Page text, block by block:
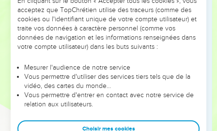
Dieu, et il est approuvé des hommes.
Recherchons donc les choses qui vont à la paix, et qui
sont d'une édification mutuelle.
Ne ruine point l'oeuvre de Dieu par ta viande. Il est vrai
mange en donnant du scandale.
Il est bon de ne point manger de viande, de ne point boire
de vin, et de ne faire aucune autre chose qui puisse faire
broncher ton frère, ou dont il soit scandalisé, ou dont il soit
blessé.
acceptez que TopChrétien utilise des traceurs (comme des
cookies ou l'identifiant unique de votre compte utilisateur) et
traite vos données à caractère personnel (comme vos
données de navigation et les informations renseignées dans
votre compte utilisateur) dans les buts suivants :
Mesurer l'audience de notre service
Vous permettre d'utiliser des services tiers tels que de la
vidéo, des cartes du monde…
Vous permettre d'entrer en contact avec notre service de
relation aux utilisateurs.
Choisir mes cookies